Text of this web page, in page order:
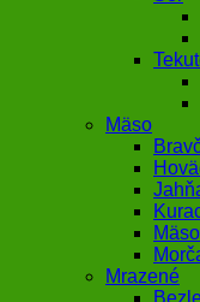
Mäso
Mrazené